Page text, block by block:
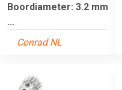
Boordiameter: 3.2 mm
...
Conrad NL